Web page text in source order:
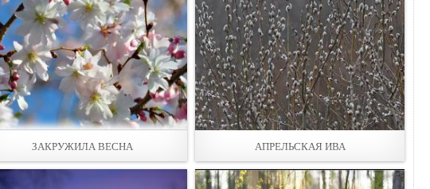
ЗАКРУЖИЛА ВЕСНА АПРЕЛЬСКАЯ ИВА